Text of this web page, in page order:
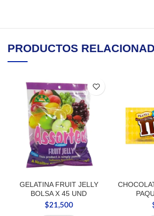
PRODUCTOS
GELATINA FRUIT JELLY
BOLSA X 45 UND
$21,500